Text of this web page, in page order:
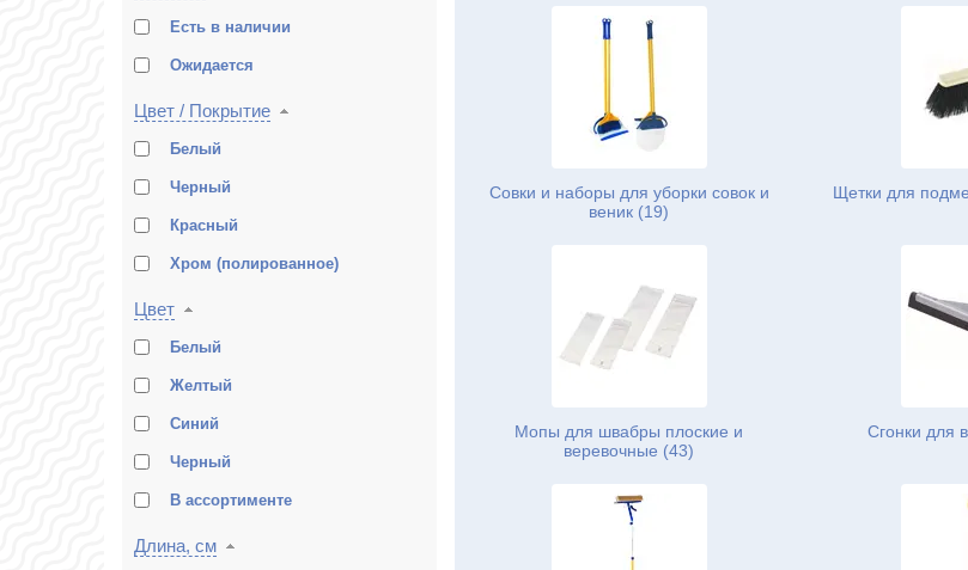
Есть в наличии
Ожидается
Цвет / Покрытие
Белый
Черный
Красный
Хром (полированное)
Цвет
Белый
Желтый
Синий
Черный
В ассортименте
Длина, см
Совки и наборы для уборки совок и
веник (19)
Щетки для
Мопы для швабры плоские и
веревочные (43)
Сгонки для